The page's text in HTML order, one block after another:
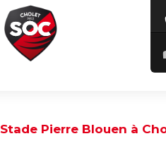
Stade Pierre Blouen à